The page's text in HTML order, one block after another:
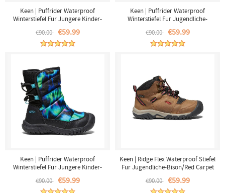
Keen | Puffrider Waterproof
Winterstiefel Fur Jungere Kinder-
€90.00 €59.99
Keen | Puffrider Waterproof
Winterstiefel Fur Jugendliche-
€90.00 €59.99
Keen | Puffrider Waterproof
Winterstiefel Fur Jungere Kinder-
€90.00 €59.99
Keen | Ridge Flex Waterproof Stiefel
Fur Jugendliche-Bison/Red Carpet
€90.00 €59.99